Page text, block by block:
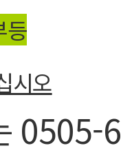
등
시오
0505-6